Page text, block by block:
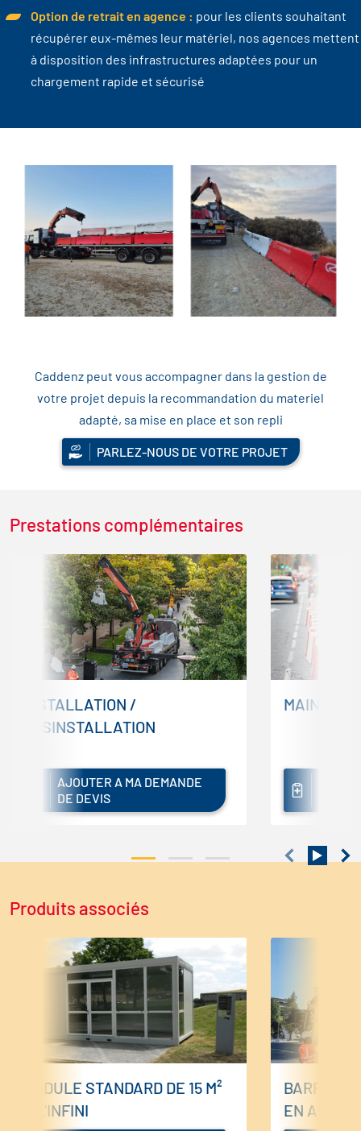
Option de retrait en agence : pour les clients souhaitant
récupérer eux-mêmes leur matériel, nos agences mettent
à disposition des infrastructures adaptées pour un
chargement rapide et sécurisé
Caddenz peut vous accompagner dans la gestion de
votre projet depuis la recommandation du materiel
adapté, sa mise en place et son repli
PARLEZ-NOUS DE VOTRE PROJET
Prestations complémentaires
INSTALLATION /
DÉSINSTALLATION
AJOUTER A MA DEMANDE
DE DEVIS
Produits associés
MODULE STANDARD DE 15 M²
À L'INFINI
BARRIÈRE
EN ACIER